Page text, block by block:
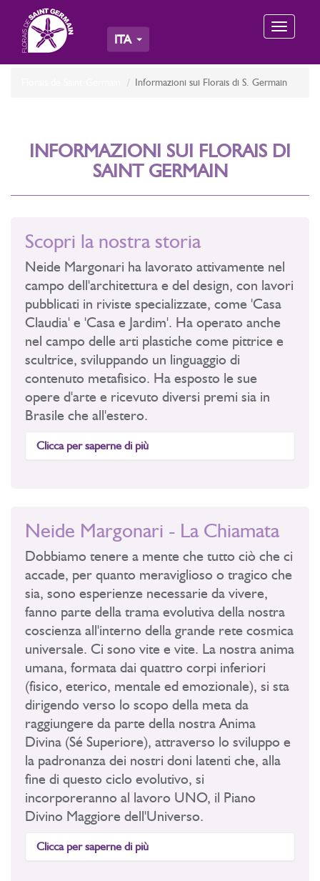
Toggle
ITA
Informazioni sui Florais di S. Germain
INFORMAZIONI SUI FLORAIS DI
SAINT GERMAIN
Scopri la nostra storia
Neide Margonari ha lavorato attivamente nel
campo dell'architettura e del design, con lavori
pubblicati in riviste specializzate, come 'Casa
Claudia' e 'Casa e Jardim'. Ha operato anche
nel campo delle arti plastiche come pittrice e
scultrice, sviluppando un linguaggio di
contenuto metafisico. Ha esposto le sue
opere d'arte e ricevuto diversi premi sia in
Brasile che all'estero.
Clicca per saperne di più
Neide Margonari - La Chiamata
Dobbiamo tenere a mente che tutto ciò che ci
accade, per quanto meraviglioso o tragico che
sia, sono esperienze necessarie da vivere,
fanno parte della trama evolutiva della nostra
coscienza all'interno della grande rete cosmica
universale. Ci sono vite e vite. La nostra anima
umana, formata dai quattro corpi inferiori
(fisico, eterico, mentale ed emozionale), si sta
dirigendo verso lo scopo della meta da
raggiungere da parte della nostra Anima
Divina (Sé Superiore), attraverso lo sviluppo e
la padronanza dei nostri doni latenti che, alla
fine di questo ciclo evolutivo, si
incorporeranno al lavoro UNO, il Piano
Divino Maggiore dell'Universo.
Clicca per saperne di più